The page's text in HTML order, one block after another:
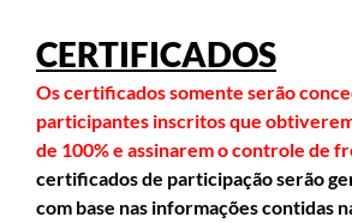
CERTIFICADOS
Os certificados somente serão
participantes inscritos que
de 100% e assinarem o controle de
certificados de participação serão
com base nas informações contidas